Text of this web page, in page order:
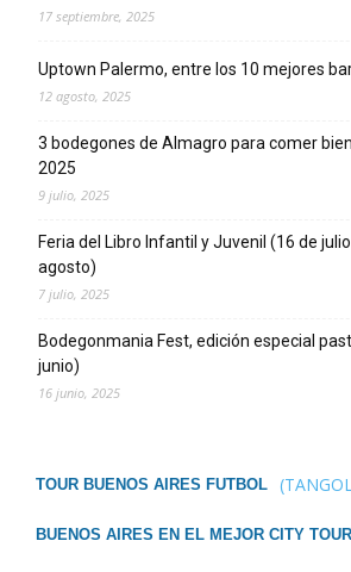
17 septiembre, 2025
Uptown Palermo, entre los 10 mejores
12 agosto, 2025
3 bodegones de Almagro para comer
2025
9 julio, 2025
Feria del Libro Infantil y Juvenil (16 de
agosto)
7 julio, 2025
Bodegonmania Fest, edición especial
junio)
16 junio, 2025
TOUR BUENOS AIRES FUTBOL
BUENOS AIRES EN EL MEJOR CITY